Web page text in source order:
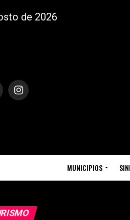
de 2026
MUNICIPIOS